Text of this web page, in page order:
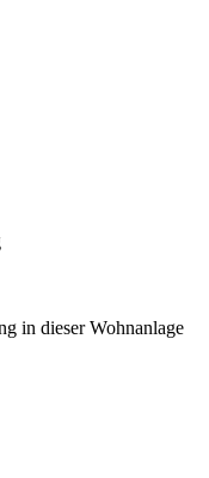
in dieser Wohnanlage